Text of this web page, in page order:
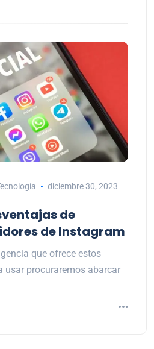
diciembre 30, 2023
de
de Instagram
que ofrece estos
usar procuraremos abarcar